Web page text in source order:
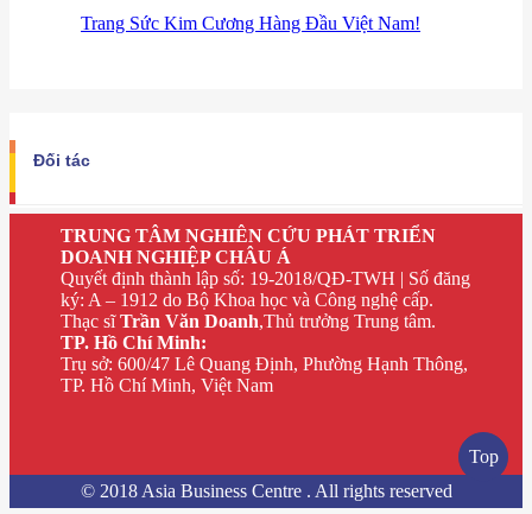
Trang Sức Kim Cương Hàng Đầu Việt Nam!
Đối tác
TRUNG TÂM NGHIÊN CỨU PHÁT TRIỂN
DOANH NGHIỆP CHÂU Á
Quyết định thành lập số: 19-2018/QĐ-TWH | Số đăng
ký: A – 1912 do Bộ Khoa học và Công nghệ cấp.
Thạc sĩTrần Văn Doanh,Thủ trưởng Trung tâm.
TP. Hồ Chí Minh:
Trụ sở: 600/47 Lê Quang Định, Phường Hạnh Thông,
TP. Hồ Chí Minh, Việt Nam
Top
© 2018 Asia Business Centre . All rights reserved